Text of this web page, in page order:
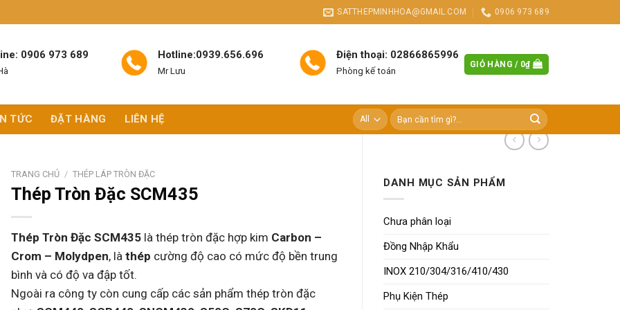
SATTHEPMINHHOA@GMAIL.COM 0906 973 689
0906 973 689 Hotline:0939.656.696
Mr Lưu
Điện thoại: 02866865996
Phòng kế toán
GIỎ HÀNG / 0₫
TỨC ĐẶT HÀNG LIÊN HỆ
Tìm
kiếm:
DANH MỤC SẢN PHẨM
Chưa phân loại
Đồng Nhập Khẩu
INOX 210/304/316/410/430
Phụ Kiện Thép
TRANG CHỦ / THÉP LÁP TRÒN ĐẶC
Thép Tròn Đặc SCM435
Thép Tròn Đặc SCM435 là thép tròn đặc hợp kim Carbon –
Crom – Molydpen, làthép cường độ cao có mức độ bền trung
bình và có độ va đập tốt.
Ngoài ra công ty còn cung cấp các sản phẩm thép tròn đặc